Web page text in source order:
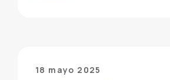
18 mayo 2025